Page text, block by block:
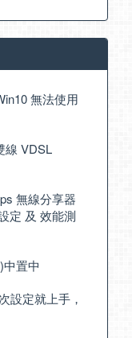
無法使用
線 VDSL
無線分享器
定 及 效能測
置中
設定就上手，